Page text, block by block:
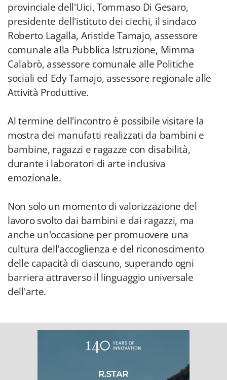
provinciale dell'Uici, Tommaso Di Gesaro,
presidente dell'istituto dei ciechi, il sindaco
Roberto Lagalla, Aristide Tamajo, assessore
comunale alla Pubblica Istruzione, Mimma
Calabrò, assessore comunale alle Politiche
sociali ed Edy Tamajo, assessore regionale alle
Attività Produttive.
Al termine dell'incontro è possibile visitare la
mostra dei manufatti realizzati da bambini e
bambine, ragazzi e ragazze con disabilità,
durante i laboratori di arte inclusiva
emozionale.
Non solo un momento di valorizzazione del
lavoro svolto dai bambini e dai ragazzi, ma
anche un'occasione per promuovere una
cultura dell'accoglienza e del riconoscimento
delle capacità di ciascuno, superando ogni
barriera attraverso il linguaggio universale
dell'arte.